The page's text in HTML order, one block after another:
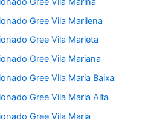
Gree Vila Marilena
Gree Vila Marieta
Gree Vila Mariana
Gree Vila Maria Baixa
Gree Vila Maria Alta
Gree Vila Maria